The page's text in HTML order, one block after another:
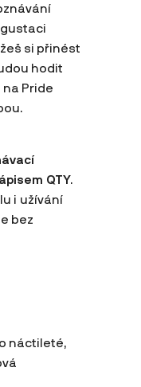
si přinést
hodit
Pride
QTY.
i užívání
bez
náctileté,